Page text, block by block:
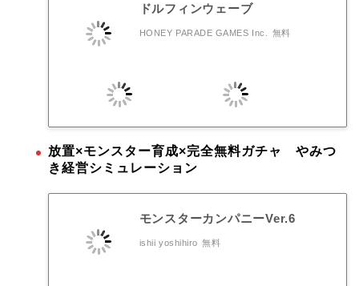
ドルフィンウェーブ
HONEY PARADE GAMES Inc. 無料
放置×モンスター育成×完全無料ガチャ やみつ
き経営シミュレーション
モンスターカンパニーVer.6
ishii yoshihiro 無料